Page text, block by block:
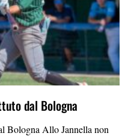
dal Bologna
Bologna Allo Jannella non